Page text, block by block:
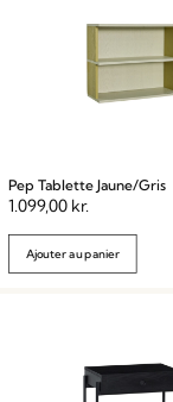
Pep Tablette Jaune/Gris
1.099,00 kr.
Ajouter au panier